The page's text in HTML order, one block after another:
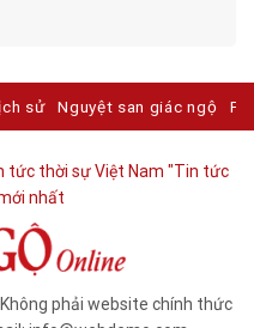
sử Nguyệt san giác ngộ
tức thời sự Việt Nam "Tin tức
nhất​
phải website chính thức